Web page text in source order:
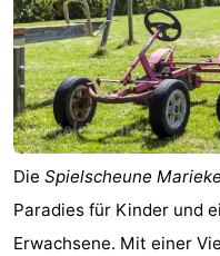
Die Spielscheune
Paradies für Kinder und
Erwachsene. Mit einer